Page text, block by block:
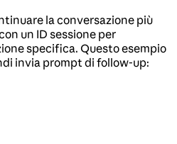
la conversazione più
un ID sessione per
specifica. Questo esempio
invia prompt di follow-up: